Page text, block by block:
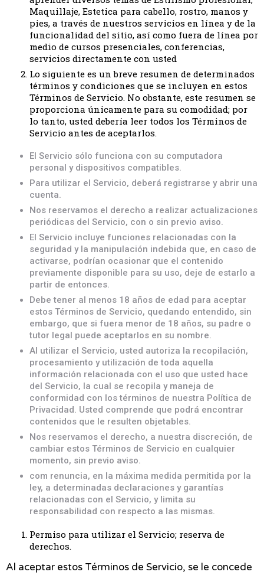
Maquillaje, Estetica para cabello, rostro, manos y
pies, a través de nuestros servicios en línea y de la
funcionalidad del sitio, así como fuera de línea por
medio de cursos presenciales, conferencias,
servicios directamente con usted
Lo siguiente es un breve resumen de determinados
términos y condiciones que se incluyen en estos
Términos de Servicio. No obstante, este resumen se
proporciona únicamente para su comodidad; por
lo tanto, usted debería leer todos los Términos de
Servicio antes de aceptarlos.
El Servicio sólo funciona con su computadora
personal y dispositivos compatibles.
Para utilizar el Servicio, deberá registrarse y abrir una
cuenta.
Nos reservamos el derecho a realizar actualizaciones
periódicas del Servicio, con o sin previo aviso.
El Servicio incluye funciones relacionadas con la
seguridad y la manipulación indebida que, en caso de
activarse, podrían ocasionar que el contenido
previamente disponible para su uso, deje de estarlo a
partir de entonces.
Debe tener al menos 18 años de edad para aceptar
estos Términos de Servicio, quedando entendido, sin
embargo, que si fuera menor de 18 años, su padre o
tutor legal puede aceptarlos en su nombre.
Al utilizar el Servicio, usted autoriza la recopilación,
procesamiento y utilización de toda aquella
información relacionada con el uso que usted hace
del Servicio, la cual se recopila y maneja de
conformidad con los términos de nuestra Política de
Privacidad. Usted comprende que podrá encontrar
contenidos que le resulten objetables.
Nos reservamos el derecho, a nuestra discreción, de
cambiar estos Términos de Servicio en cualquier
momento, sin previo aviso.
com renuncia, en la máxima medida permitida por la
ley, a determinadas declaraciones y garantías
relacionadas con el Servicio, y limita su
responsabilidad con respecto a las mismas.
Permiso para utilizar el Servicio; reserva de
derechos.
Al aceptar estos Términos de Servicio, se le concede